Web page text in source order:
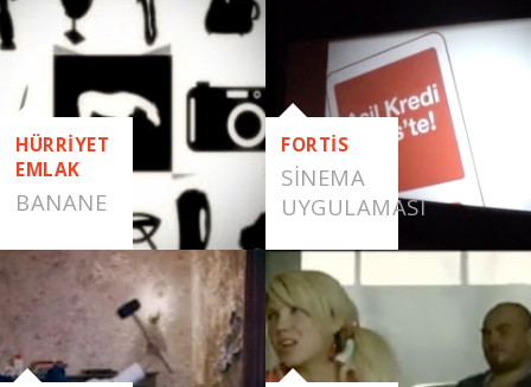
HÜRRİYET
EMLAK
BANANE
FORTİS
SINEMA
UYGULAMASI